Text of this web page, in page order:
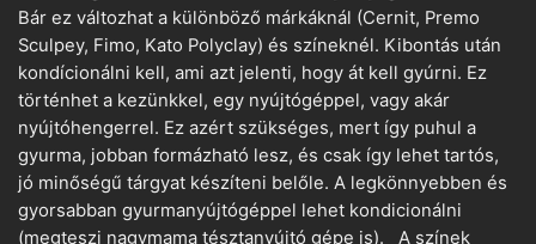
Bár ez változhat a különböző márkáknál (Cernit, Premo
Sculpey, Fimo, Kato Polyclay) és színeknél. Kibontás után
kondícionálni kell, ami azt jelenti, hogy át kell gyúrni. Ez
történhet a kezünkkel, egy nyújtógéppel, vagy akár
nyújtóhengerrel. Ez azért szükséges, mert így puhul a
gyurma, jobban formázható lesz, és csak így lehet tartós,
jó minőségű tárgyat készíteni belőle. A legkönnyebben és
gyorsabban gyurmanyújtógéppel lehet kondicionálni
(megteszi nagymama tésztanyújtó gépe is). A színek